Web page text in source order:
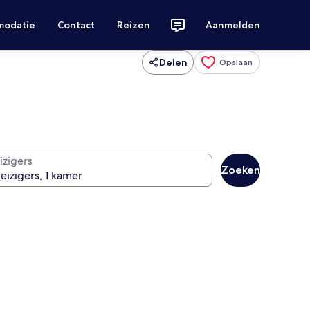
Contact Reizen Aanmelden
Delen Opslaan
Zoeken